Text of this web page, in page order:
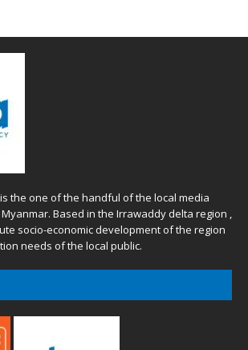
the one of the handful of the local media
Based in the Irrawaddy delta region ,
socio-economic development of the region
needs of the local public.